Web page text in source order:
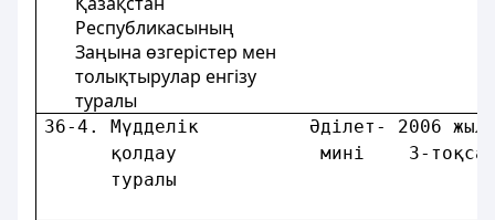
Республикасының
Заңына өзгерістер мен
толықтырулар енгізу
туралы
36-4. Мүдделiк          Әділет- 2006
қолдау             минi    3-